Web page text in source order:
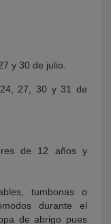
y 30 de julio.
27, 30 y 31 de
de 12 años y
tumbonas o
durante el
de abrigo pues